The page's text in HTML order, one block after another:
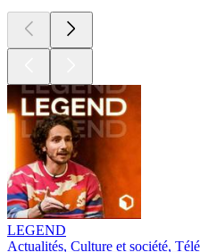
LEGEND
Actualités, Culture et société,